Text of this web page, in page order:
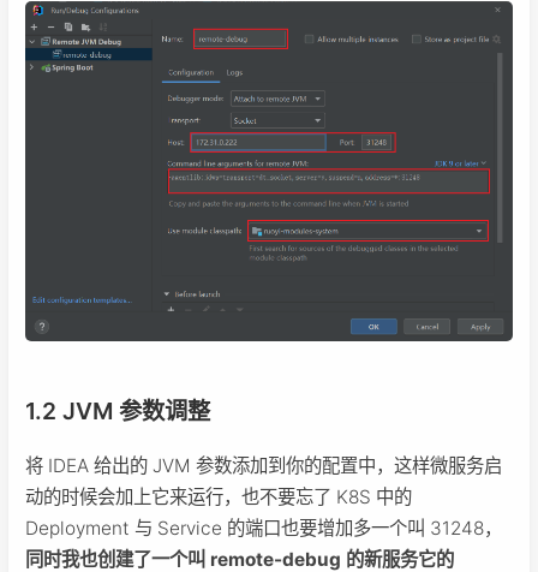
1.2 JVM 参数调整
将 IDEA 给出的 JVM 参数添加到你的配置中，这样微服务启
动的时候会加上它来运行，也不要忘了 K8S 中的
Deployment 与 Service 的端口也要增加多一个叫 31248，
同时我也创建了一个叫 remote-debug 的新服务它的